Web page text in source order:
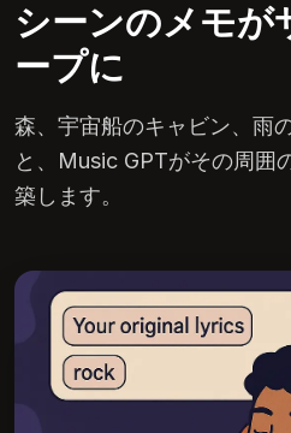
シーンのメモが
ープに
森、宇宙船のキャビン、雨
と、Music GPTがその周囲
築します。